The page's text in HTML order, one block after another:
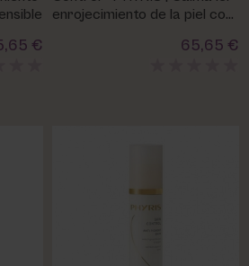
€
enrojecimiento de la piel con
65,65 €